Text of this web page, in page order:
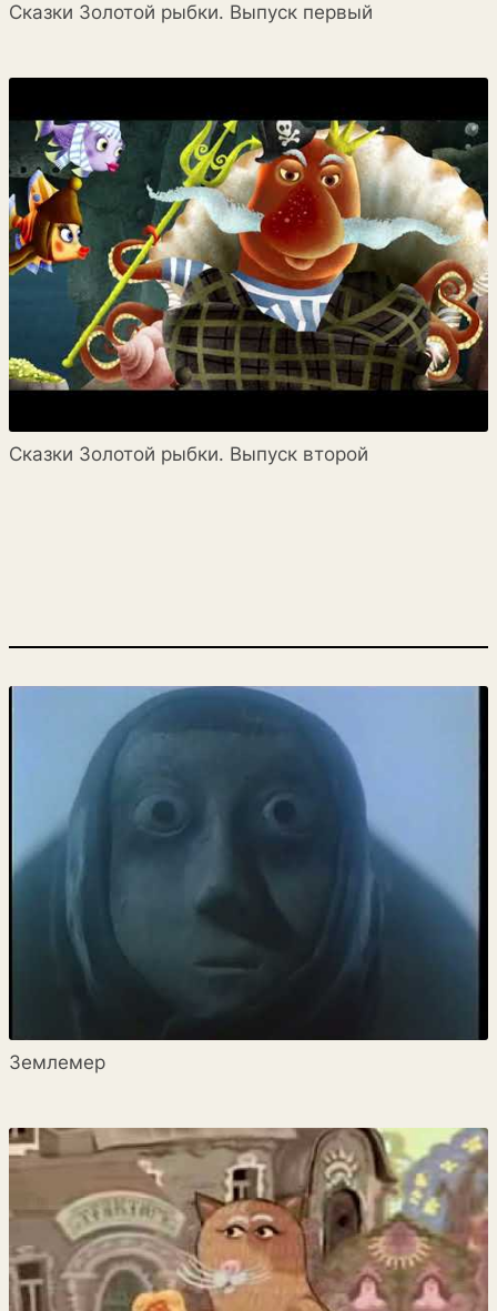
Сказки Золотой рыбки. Выпуск первый
Сказки Золотой рыбки. Выпуск второй
Землемер